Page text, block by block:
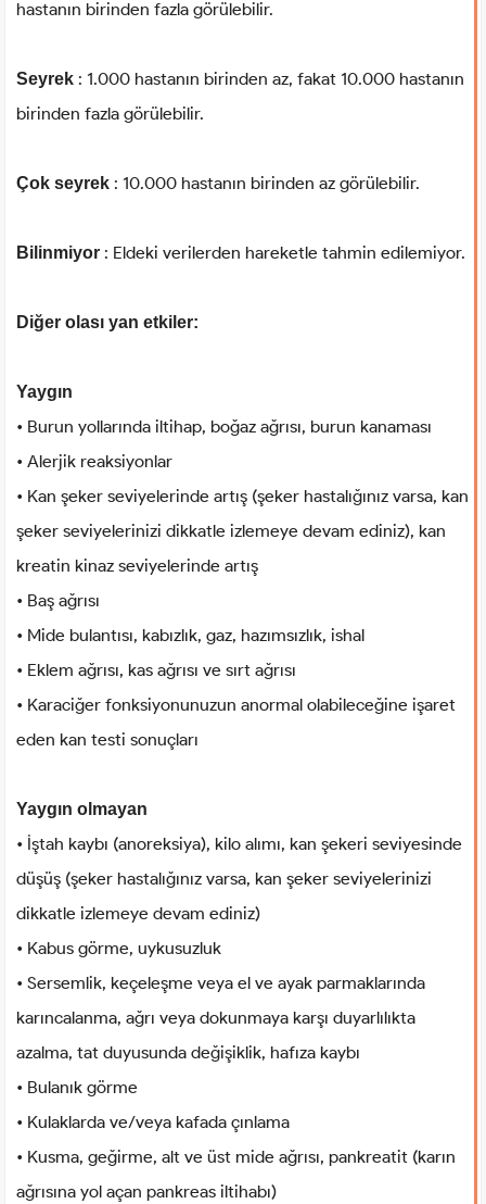
hastanın birinden fazla görülebilir.
Seyrek : 1.000 hastanın birinden az, fakat 10.000 hastanın
birinden fazla görülebilir.
Çok seyrek : 10.000 hastanın birinden az görülebilir.
Bilinmiyor : Eldeki verilerden hareketle tahmin edilemiyor.
Diğer olası yan etkiler:
Yaygın
• Burun yollarında iltihap, boğaz ağrısı, burun kanaması
• Alerjik reaksiyonlar
• Kan şeker seviyelerinde artış (şeker hastalığınız varsa, kan
şeker seviyelerinizi dikkatle izlemeye devam ediniz), kan
kreatin kinaz seviyelerinde artış
• Baş ağrısı
• Mide bulantısı, kabızlık, gaz, hazımsızlık, ishal
• Eklem ağrısı, kas ağrısı ve sırt ağrısı
• Karaciğer fonksiyonunuzun anormal olabileceğine işaret
eden kan testi sonuçları
Yaygın olmayan
• İştah kaybı (anoreksiya), kilo alımı, kan şekeri seviyesinde
düşüş (şeker hastalığınız varsa, kan şeker seviyelerinizi
dikkatle izlemeye devam ediniz)
• Kabus görme, uykusuzluk
• Sersemlik, keçeleşme veya el ve ayak parmaklarında
karıncalanma, ağrı veya dokunmaya karşı duyarlılıkta
azalma, tat duyusunda değişiklik, hafıza kaybı
• Bulanık görme
• Kulaklarda ve/veya kafada çınlama
• Kusma, geğirme, alt ve üst mide ağrısı, pankreatit (karın
ağrısına yol açan pankreas iltihabı)